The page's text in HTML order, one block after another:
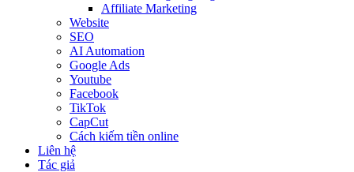
Affiliate Marketing
Website
SEO
AI Automation
Google Ads
Youtube
Facebook
TikTok
CapCut
Cách kiếm tiền online
Liên hệ
Tác giả